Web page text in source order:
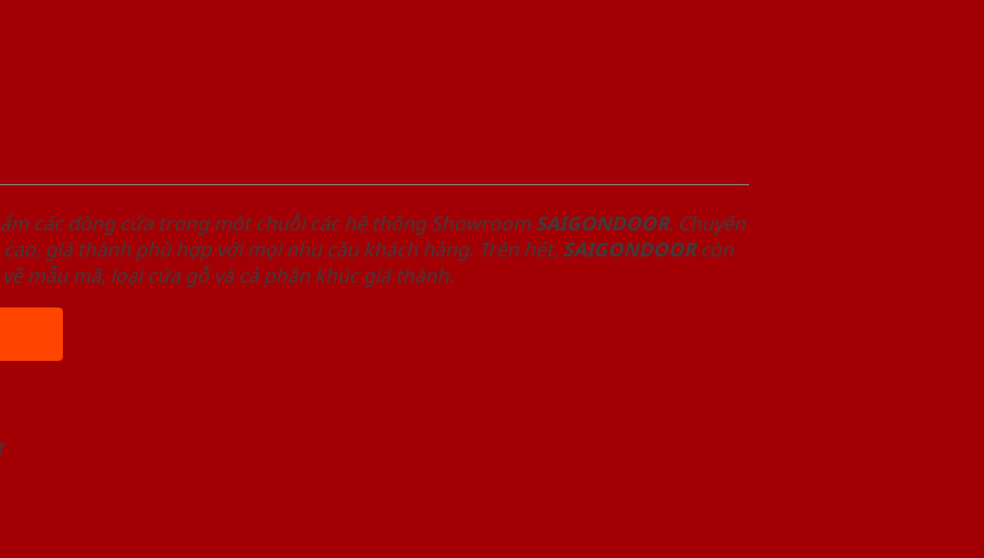
các dòng cửa trong một chuỗi các hệ thống Showroom SAIGONDOOR. Chuyên
giá thành phù hợp với mọi nhu cầu khách hàng. Trên hết, SAIGONDOORcòn
mẫu mã, loại cửa gỗ và cả phân khúc giá thành.